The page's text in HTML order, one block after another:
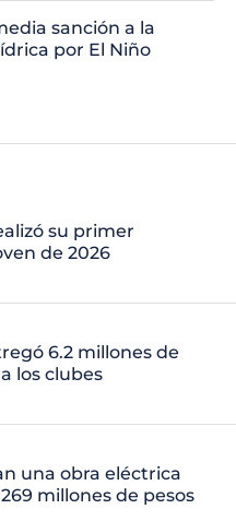
sanción a la
por El Niño
su primer
de 2026
6.2 millones de
los clubes
una obra eléctrica
millones de pesos